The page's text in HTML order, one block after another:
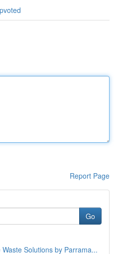
Report Page
Go
Solutions by Parrama...